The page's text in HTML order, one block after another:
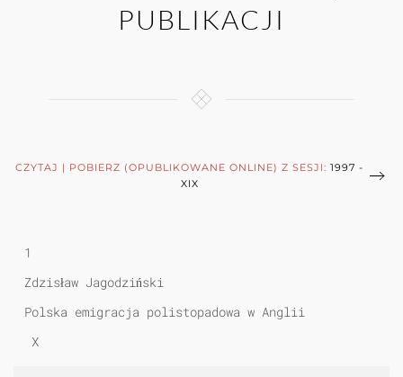
PUBLIKACJI
CZYTAJ | POBIERZ (OPUBLIKOWANE ONLINE) Z SESJI: 1997 -
XIX
1
Zdzisław Jagodziński
Polska emigracja polistopadowa w Anglii
X